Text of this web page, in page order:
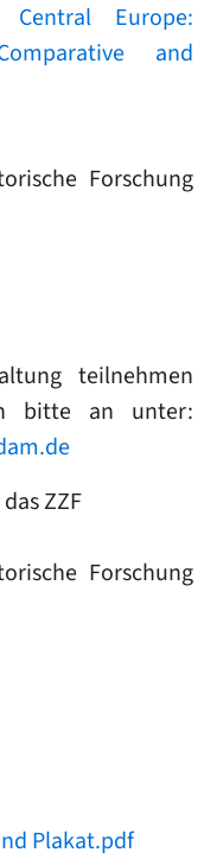
Europe:
and
Forschung
teilnehmen
bitte an unter:
ZZF
Forschung
Plakat.pdf